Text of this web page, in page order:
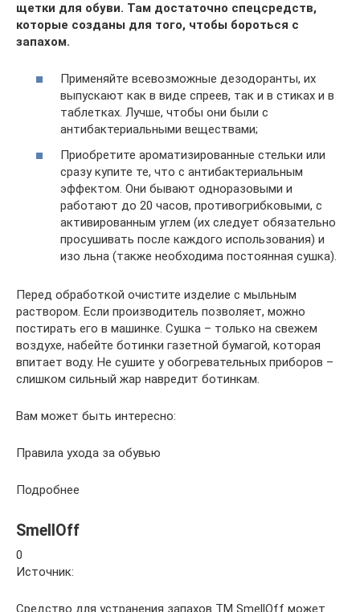
щетки для обуви. Там достаточно спецсредств,
которые созданы для того, чтобы бороться с
запахом.
Применяйте всевозможные дезодоранты, их
выпускают как в виде спреев, так и в стиках и в
таблетках. Лучше, чтобы они были с
антибактериальными веществами;
Приобретите ароматизированные стельки или
сразу купите те, что с антибактериальным
эффектом. Они бывают одноразовыми и
работают до 20 часов, противогрибковыми, с
активированным углем (их следует обязательно
просушивать после каждого использования) и
изо льна (также необходима постоянная сушка).
Перед обработкой очистите изделие с мыльным
раствором. Если производитель позволяет, можно
постирать его в машинке. Сушка – только на свежем
воздухе, набейте ботинки газетной бумагой, которая
впитает воду. Не сушите у обогревательных приборов –
слишком сильный жар навредит ботинкам.
Вам может быть интересно:
Правила ухода за обувью
Подробнее
SmellOff
0
Источник:
Средство для устранения запахов ТМ SmellOff может